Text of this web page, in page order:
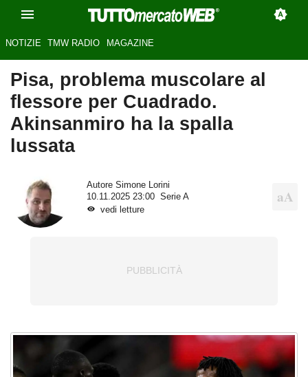
NOTIZIE TMW RADIO MAGAZINE
Pisa, problema muscolare al
flessore per Cuadrado.
Akinsanmiro ha la spalla
lussata
Autore Simone Lorini
10.11.2025 23:00
Serie A
vedi letture